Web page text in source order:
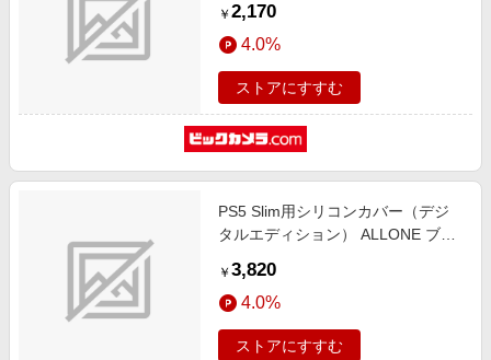
￥ 2,170
4.0%
ストアにすすむ
PS5 Slim用シリコンカバー（デジ
タルエディション） ALLONE ブラ
￥ 3,820
4.0%
ストアにすすむ